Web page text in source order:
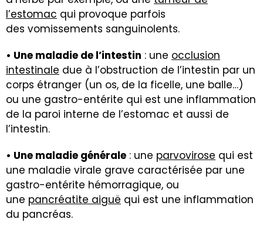
l’estomac qui provoque parfois
des vomissements sanguinolents.
• Une maladie de l’intestin : une occlusion
intestinale due à l’obstruction de l’intestin par un
corps étranger (un os, de la ficelle, une balle…)
ou une gastro-entérite qui est une inflammation
de la paroi interne de l’estomac et aussi de
l’intestin.
• Une maladie générale : une parvovirose qui est
une maladie virale grave caractérisée par une
gastro-entérite hémorragique, ou
une pancréatite aiguë qui est une inflammation
du pancréas.